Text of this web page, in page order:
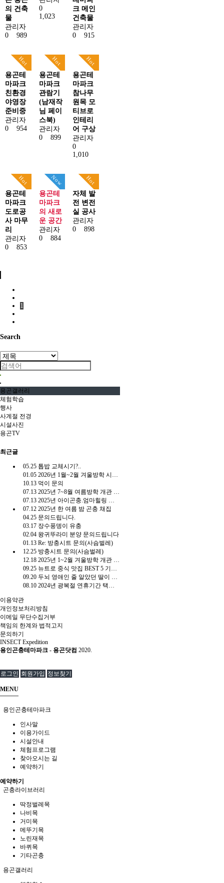
의 건축
물
관리자
0 989
0
1,023
크 메인
건축물
관리자
0915
Hot
용곤테
마파크
친환경
야영장
준비중
관리자
0 954
Hot
용곤테
마파크
관람기
(남재작
님 페이
스북)
관리자
0 899
Hot
용곤테
마파크
참나무
원목 모
티브로
인테리
어 구상
관리자
0
1,010
Hot
용곤테
마파크
도로공
사 마무
리
관리자
0 853
Now
용곤테
마파크
의 새로
운 공간
관리자
0 884
Hot
자체 발
전 변전
실 공사
관리자
0898
1
Search
용곤갤러리
체험학습
행사
사계절 전경
시설사진
용곤TV
최근글
05.25 톱밥 교체시기?..
01.05 2026년 1월~2월 겨울방학 시즌 개관 안내
10.13 먹이 문의
07.13 2025년 7~8월 여름방학 개관 일정
07.13 2025년 아이곤충.엄마힐링 캠프
07.12 2025년 한 여름 밤 곤충 채집
04.25 문의드립니다.
03.17 장수풍뎅이 유충
02.04 왕귀뚜라미 분양 문의드립니다
01.13 Re: 방충시트 문의(사슴벌레)
12.25 방충시트 문의(사슴벌레)
12.18 2025년 1~2월 겨울방학 개관 일정 안내
09.25 뉴트로 중식 맛집 BEST 5 기사인데 다른게 더 유용함.gisa
09.20 두뇌 영애인 줄 알았던 딸이 고문의 천재?
08.10 2024년 광복절 연휴기간 택배 발송 일정 안내
이용약관
개인정보처리방침
이메일 무단수집거부
책임의 한계와 법적고지
문의하기
INSECT Expedition
용인곤충테마파크 - 용곤닷컴 2020.
로그인 회원가입 정보찾기
MENU
용인곤충테마파크
인사말
이용가이드
시설안내
체험프로그램
찾아오시는 길
예약하기
예약하기
곤충라이브러리
딱정벌레목
나비목
거미목
메뚜기목
노린재목
바퀴목
기타곤충
용곤갤러리